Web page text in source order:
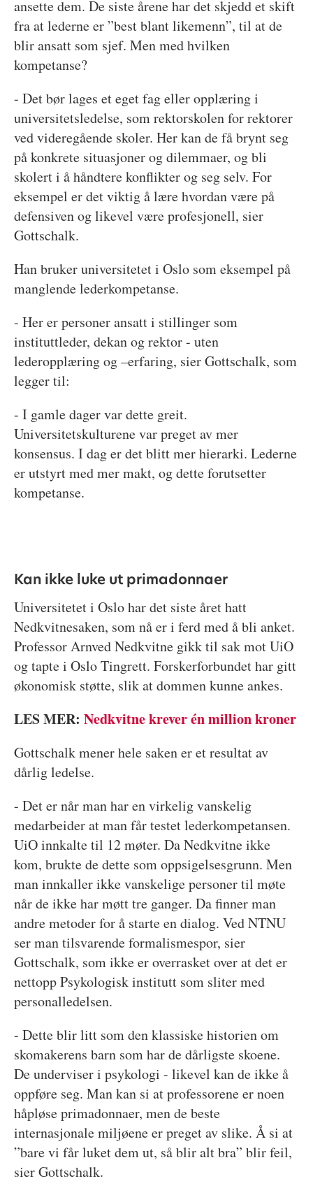
ansette dem. De siste årene har det skjedd et skift
fra at lederne er ”best blant likemenn”, til at de
blir ansatt som sjef. Men med hvilken
kompetanse?
- Det bør lages et eget fag eller opplæring i
universitetsledelse, som rektorskolen for rektorer
ved videregående skoler. Her kan de få brynt seg
på konkrete situasjoner og dilemmaer, og bli
skolert i å håndtere konflikter og seg selv. For
eksempel er det viktig å lære hvordan være på
defensiven og likevel være profesjonell, sier
Gottschalk.
Han bruker universitetet i Oslo som eksempel på
manglende lederkompetanse.
- Her er personer ansatt i stillinger som
instituttleder, dekan og rektor - uten
lederopplæring og –erfaring, sier Gottschalk, som
legger til:
- I gamle dager var dette greit.
Universitetskulturene var preget av mer
konsensus. I dag er det blitt mer hierarki. Lederne
er utstyrt med mer makt, og dette forutsetter
kompetanse.
Kan ikke luke ut primadonnaer
Universitetet i Oslo har det siste året hatt
Nedkvitnesaken, som nå er i ferd med å bli anket.
Professor Arnved Nedkvitne gikk til sak mot UiO
og tapte i Oslo Tingrett. Forskerforbundet har gitt
økonomisk støtte, slik at dommen kunne ankes.
LES MER: Nedkvitne krever én million kroner
Gottschalk mener hele saken er et resultat av
dårlig ledelse.
- Det er når man har en virkelig vanskelig
medarbeider at man får testet lederkompetansen.
UiO innkalte til 12 møter. Da Nedkvitne ikke
kom, brukte de dette som oppsigelsesgrunn. Men
man innkaller ikke vanskelige personer til møte
når de ikke har møtt tre ganger. Da finner man
andre metoder for å starte en dialog. Ved NTNU
ser man tilsvarende formalismespor, sier
Gottschalk, som ikke er overrasket over at det er
nettopp Psykologisk institutt som sliter med
personalledelsen.
- Dette blir litt som den klassiske historien om
skomakerens barn som har de dårligste skoene.
De underviser i psykologi - likevel kan de ikke å
oppføre seg. Man kan si at professorene er noen
håpløse primadonnaer, men de beste
internasjonale miljøene er preget av slike. Å si at
”bare vi får luket dem ut, så blir alt bra” blir feil,
sier Gottschalk.